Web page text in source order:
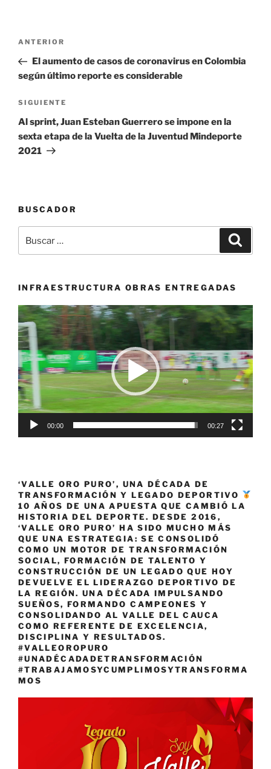
Navegación
entradas
Entrada
anterior:
ANTERIOR
El aumento de casos de coronavirus en Colombia
según último reporte es considerable
Siguiente
entrada
SIGUIENTE
Al sprint, Juan Esteban Guerrero se impone en la
sexta etapa de la Vuelta de la Juventud Mindeporte
2021
BUSCADOR
por:
INFRAESTRUCTURA OBRAS ENTREGADAS
Reproductor
de
vídeo
00:00 00:27
‘VALLE ORO PURO’, UNA DÉCADA DE
TRANSFORMACIÓN Y LEGADO DEPORTIVO
10 AÑOS DE UNA APUESTA QUE CAMBIÓ LA
HISTORIA DEL DEPORTE. DESDE 2016,
‘VALLE ORO PURO’ HA SIDO MUCHO MÁS
QUE UNA ESTRATEGIA: SE CONSOLIDÓ
COMO UN MOTOR DE TRANSFORMACIÓN
SOCIAL, FORMACIÓN DE TALENTO Y
CONSTRUCCIÓN DE UN LEGADO QUE HOY
DEVUELVE EL LIDERAZGO DEPORTIVO DE
LA REGIÓN. UNA DÉCADA IMPULSANDO
SUEÑOS, FORMANDO CAMPEONES Y
CONSOLIDANDO AL VALLE DEL CAUCA
COMO REFERENTE DE EXCELENCIA,
DISCIPLINA Y RESULTADOS.
#VALLEOROPURO
#UNADÉCADADETRANSFORMACIÓN
#TRABAJAMOSYCUMPLIMOSYTRANSFORMA
MOS